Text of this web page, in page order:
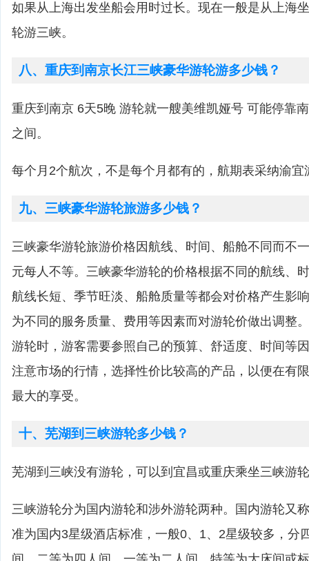
如果从上海出发坐船会用时过长。现在一般是从上海
轮游三峡。
八、重庆到南京长江三峡豪华游轮游多少钱？
重庆到南京 6天5晚 游轮就一艘美维凯娅号 可能停靠
之间。
每个月2个航次，不是每个月都有的，航期表采纳渝宜
九、三峡豪华游轮旅游多少钱？
三峡豪华游轮旅游价格因航线、时间、船舱不同而不
元每人不等。三峡豪华游轮的价格根据不同的航线、
航线长短、季节旺淡、船舱质量等都会对价格产生影
为不同的服务质量、费用等因素而对游轮价做出调整
游轮时，游客需要参照自己的预算、舒适度、时间等
注意市场的行情，选择性价比较高的产品，以便在有
最大的享受。
十、芜湖到三峡游轮多少钱？
芜湖到三峡没有游轮，可以到宜昌或重庆乘坐三峡游
三峡游轮分为国内游轮和涉外游轮两种。国内游轮又
准为国内3星级酒店标准，一般0、1、2星级较多，分